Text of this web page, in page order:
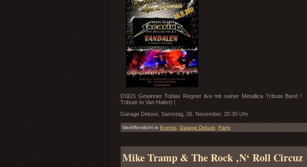
DSDS Gewinner Tobias Regner live mit seiner Metallica Tribute Band !
Tribute to Van Halen) !
Garage Deluxe, Samstag, 26. November, 20:30 Uhr
Veröffentlicht in Events Garage Deluxe Party
Mike Tramp & The Rock ‚N‘ Roll Circuz